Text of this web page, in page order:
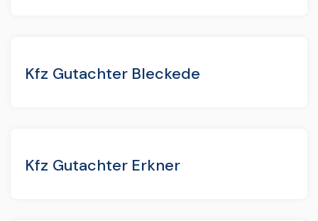
Kfz Gutachter Bleckede
Kfz Gutachter Erkner